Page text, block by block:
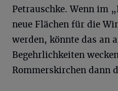
Petrauschke. Wenn im
neue Flächen für die
werden, könnte das an
Begehrlichkeiten
Rommerskirchen dann